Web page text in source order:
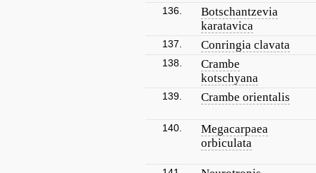
136.
Botschantzevia
karatavica
137. Conringia clavata
138.
Crambe
kotschyana
139. Crambe orientalis
140.
Megacarpaea
orbiculata